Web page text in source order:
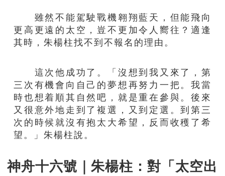
雖然不能駕駛戰機翱翔藍天，但能飛向
更高更遠的太空，豈不更加令人嚮往？適逢
其時，朱楊柱找不到不報名的理由。
這次他成功了。「沒想到我又來了，第
三次有機會向自己的夢想再努力一把。我當
時也想着順其自然吧，就是重在參與。後來
又很意外地走到了複選，又到定選。到第三
次的時候就沒有抱太大希望，反而收穫了希
望。」朱楊柱說。
神舟十六號｜朱楊柱：對「太空出